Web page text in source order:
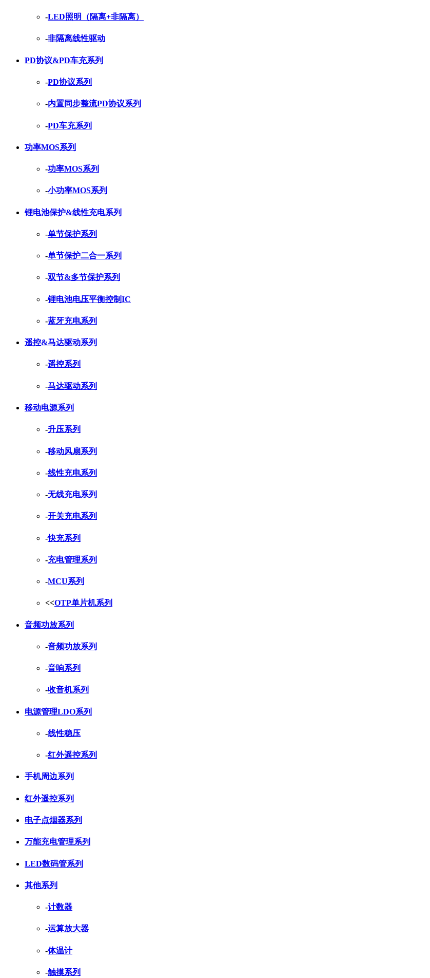
-LED照明（隔离+非隔离）
-非隔离线性驱动
PD协议&PD车充系列
-PD协议系列
-内置同步整流PD协议系列
-PD车充系列
功率MOS系列
-功率MOS系列
-小功率MOS系列
锂电池保护&线性充电系列
-单节保护系列
-单节保护二合一系列
-双节&多节保护系列
-锂电池电压平衡控制IC
-蓝牙充电系列
遥控&马达驱动系列
-遥控系列
-马达驱动系列
移动电源系列
-升压系列
-移动风扇系列
-线性充电系列
-无线充电系列
-开关充电系列
-快充系列
-充电管理系列
-MCU系列
<<OTP单片机系列
音频功放系列
-音频功放系列
-音响系列
-收音机系列
电源管理LDO系列
-线性稳压
-红外遥控系列
手机周边系列
红外遥控系列
电子点烟器系列
万能充电管理系列
LED数码管系列
其他系列
-计数器
-运算放大器
-体温计
-触摸系列